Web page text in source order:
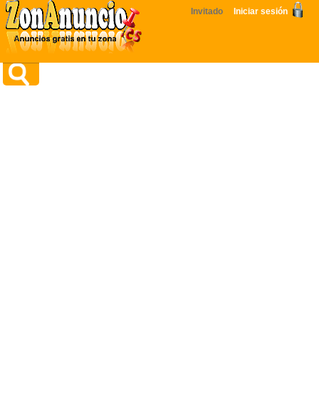
Invitado Iniciar sesión